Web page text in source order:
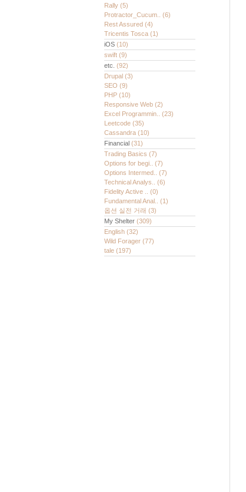
Rally (5)
Protractor_Cucum.. (6)
Rest Assured (4)
Tricentis Tosca (1)
iOS (10)
swift (9)
etc. (92)
Drupal (3)
SEO (9)
PHP (10)
Responsive Web (2)
Excel Programmin.. (23)
Leetcode (35)
Cassandra (10)
Financial (31)
Trading Basics (7)
Options for begi.. (7)
Options Intermed.. (7)
Technical Analys.. (6)
Fidelity Active .. (0)
Fundamental Anal.. (1)
옵션 실전 거래 (3)
My Shelter (309)
English (32)
Wild Forager (77)
tale (197)